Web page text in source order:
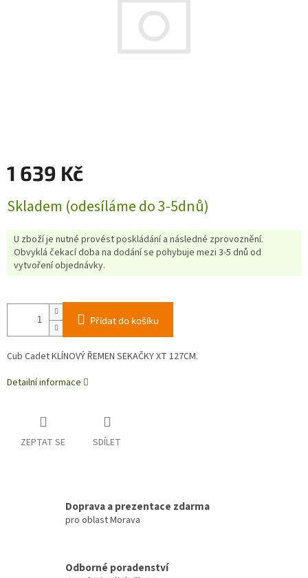
1 639 Kč
cena:
Skladem (odesíláme do 3-5dnů)
U zboží je nutné provést poskládání a následné zprovoznění.
Obvyklá čekací doba na dodání se pohybuje mezi 3-5 dnů od
vytvoření objednávky.
Přidat do košíku
Cub Cadet KLÍNOVÝ ŘEMEN SEKAČKY XT 127CM.
Detailní informace
ZEPTAT SE SDÍLET
Doprava a prezentace zdarma
pro oblast Morava
Odborné poradenství